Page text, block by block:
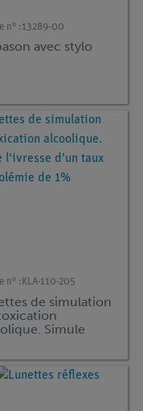
n° :13289-00
avec stylo
n° : KLA-110-205
de simulation
Simule
de 1%